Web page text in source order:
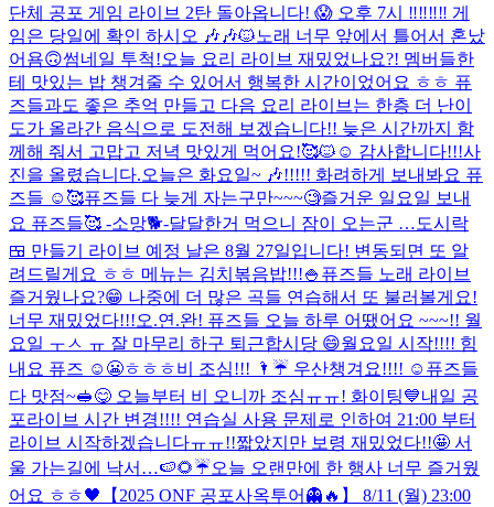
단체 공포 게임 라이브 2탄 돌아옵니다! 😱 오후 7시 ‼️‼️‼️‼️ 게
임은 당일에 확인 하시오 🎶🎶🐱노래 너무 앞에서 틀어서 혼났
어욤🙃썸네일 투척!오늘 요리 라이브 재밌었나요?! 멤버들한
테 맛있는 밥 챙겨줄 수 있어서 행복한 시간이었어요 ㅎㅎ 퓨
즈들과도 좋은 추억 만들고 다음 요리 라이브는 한층 더 난이
도가 올라간 음식으로 도전해 보겠습니다!! 늦은 시간까지 함
께해 줘서 고맙고 저녁 맛있게 먹어요!🥰🐱☺️ 감사합니다!!!사
진을 올렸습니다.오늘은 화요일~ 🎶!!!!! 화려하게 보내봐요 퓨
즈들 ☺️🥰퓨즈들 다 늦게 자는구만~~~🧐즐거운 일요일 보내
요 퓨즈들🥰 -소망🐕-달달한거 먹으니 잠이 오는군 …도시락
🍱 만들기 라이브 예정 날은 8월 27일입니다! 변동되면 또 알
려드릴게요 ㅎㅎ 메뉴는 김치볶음밥!!!🍚 퓨즈들 노래 라이브
즐거웠나요?😁 나중에 더 많은 곡들 연습해서 또 불러볼게요!
너무 재밌었다!!!오.연.완! 퓨즈들 오늘 하루 어땠어요 ~~~!! 월
요일 ㅜㅅ ㅠ 잘 마무리 하구 퇴근합시당 😄월요일 시작!!!! 힘
내요 퓨즈 ☺️😬ㅎㅎㅎ비 조심!!! 🌂☔️ 우산챙겨요!!!! ☺️ 퓨즈들
다 맛점~🥪😋 오늘부터 비 오니까 조심ㅠㅠ! 화이팅💙내일 공
포라이브 시간 변경!!!! 연습실 사용 문제로 인하여 21:00 부터
라이브 시작하겠습니다ㅠㅠ!!짧았지만 보령 재밌었다!!🤩 서
울 가는길에 낙서…🍉🌻☔️오늘 오랜만에 한 행사 너무 즐거웠
어요 ㅎㅎ🖤
【2025 ONF 공포사옥투어👻🔥】 8/11 (월) 23:00